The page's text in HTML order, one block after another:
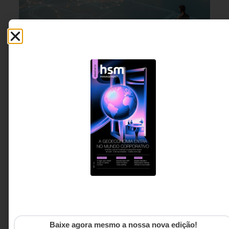
24 DE JUNHO DE 2026 08H00
Mais dados, menos lucidez? Por que a
qualidade das decisões depende menos da
desenvolver discernimento - a capacidade de
Baixe agora mesmo a nossa nova edição!